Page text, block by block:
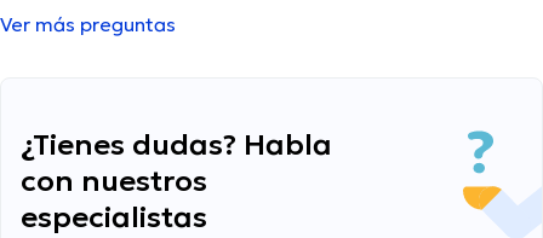
cabeza cuando me agacho o me inclino hacia
Ver más preguntas
¿Tienes dudas? Habla
con nuestros
especialistas